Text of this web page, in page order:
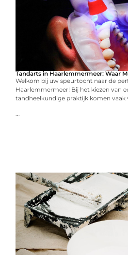
Tandarts in Haarlemmermeer: Waar
Welkom bij uw speurtocht naar de
Haarlemmermeer! Bij het kiezen van
tandheelkundige praktijk komen vaak
...